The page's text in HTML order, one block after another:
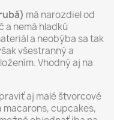
má narozdiel od
a nemá hladkú
a neobýba sa tak
všestranný a
Vhodný aj na
aj malé štvorcové
cupcakes,